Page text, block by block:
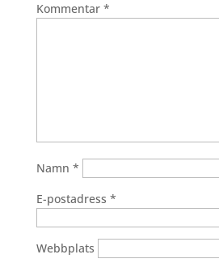
Kommentar *
Namn *
E-postadress *
Webbplats